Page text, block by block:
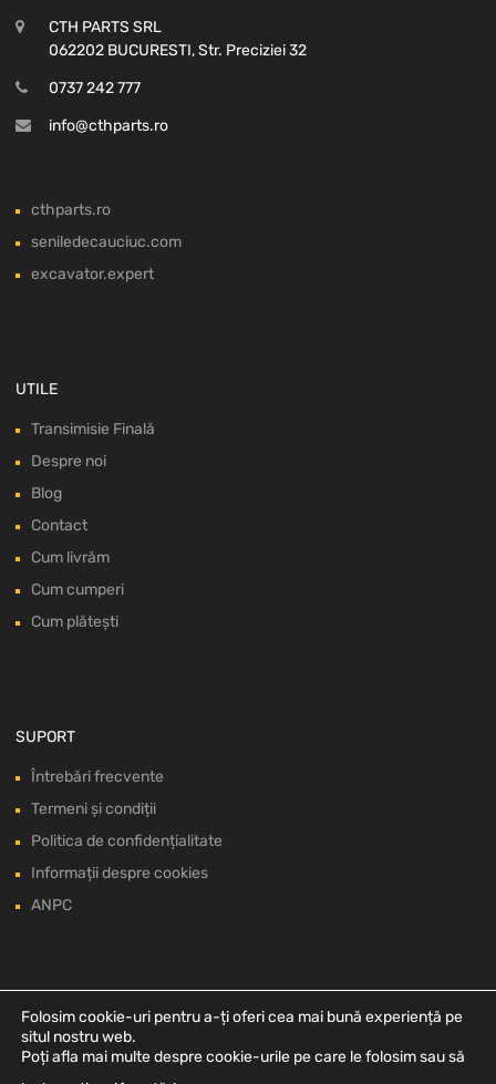
CTH PARTS SRL
062202 BUCURESTI, Str. Preciziei 32
0737 242 777
info@cthparts.ro
cthparts.ro
seniledecauciuc.com
excavator.expert
UTILE
Transimisie Finală
Despre noi
Blog
Contact
Cum livrăm
Cum cumperi
Cum plătești
SUPORT
Întrebări frecvente
Termeni și condiții
Politica de confidențialitate
Informații despre cookies
ANPC
Folosim cookie-uri pentru a-ți oferi cea mai bună experiență pe
situl nostru web.
Poți afla mai multe despre cookie-urile pe care le folosim sau să